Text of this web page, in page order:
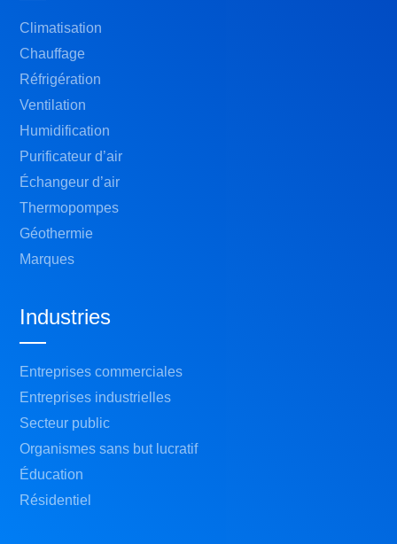
Climatisation
Chauffage
Réfrigération
Ventilation
Humidification
Purificateur d’air
Échangeur d’air
Thermopompes
Géothermie
Marques
Industries
Entreprises commerciales
Entreprises industrielles
Secteur public
Organismes sans but lucratif
Éducation
Résidentiel